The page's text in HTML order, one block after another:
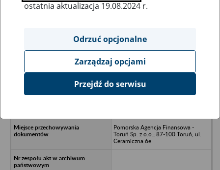
Ukryj wszystkie pozycje bazy
Gminna Spółdzielnia Samopomoc
Pomorska Agencja Finansowa -
Toruń Sp. z o.o.; 87-100 Toruń, ul.
Ceramiczna 6e
ostatnia aktualizacja 19.08.2024 r.
Odrzuć opcjonalne
Zarządzaj opcjami
Przejdź do serwisu